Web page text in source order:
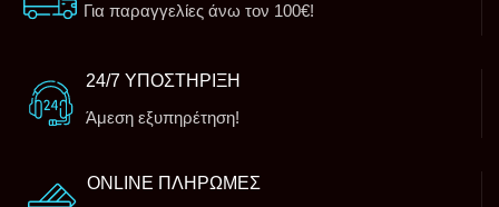
Για παραγγελίες άνω τον 100€!
24/7 ΥΠΟΣΤΗΡΙΞΗ
Άμεση εξυπηρέτηση!
ONLINE ΠΛΗΡΩΜΕΣ